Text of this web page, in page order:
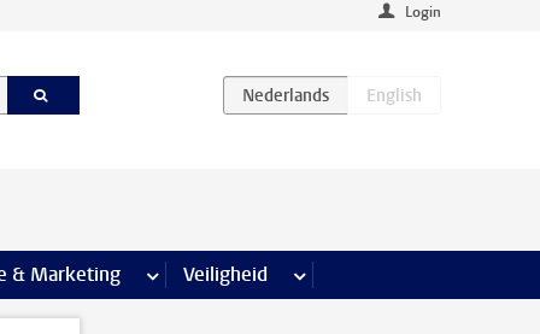
Login
& Marketing meer Communicatie & Marketing pagina’s
Veiligheid meer Veiligheid pagina’s